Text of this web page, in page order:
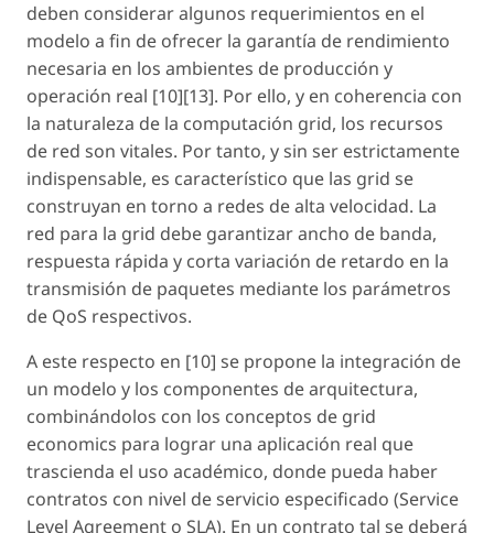
deben considerar algunos requerimientos en el
modelo a fin de ofrecer la garantía de rendimiento
necesaria en los ambientes de producción y
operación real [10][13]. Por ello, y en coherencia con
la naturaleza de la computación grid, los recursos
de red son vitales. Por tanto, y sin ser estrictamente
indispensable, es característico que las grid se
construyan en torno a redes de alta velocidad. La
red para la grid debe garantizar ancho de banda,
respuesta rápida y corta variación de retardo en la
transmisión de paquetes mediante los parámetros
de QoS respectivos.
A este respecto en [10] se propone la integración de
un modelo y los componentes de arquitectura,
combinándolos con los conceptos de grid
economics para lograr una aplicación real que
trascienda el uso académico, donde pueda haber
contratos con nivel de servicio especificado (Service
Level Agreement o SLA). En un contrato tal se deberá